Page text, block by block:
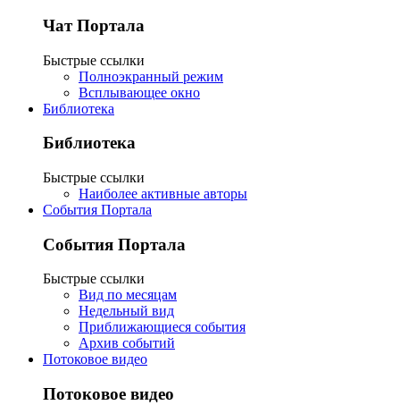
Чат Портала
Быстрые ссылки
Полноэкранный режим
Всплывающее окно
Библиотека
Библиотека
Быстрые ссылки
Наиболее активные авторы
События Портала
События Портала
Быстрые ссылки
Вид по месяцам
Недельный вид
Приближающиеся события
Архив событий
Потоковое видео
Потоковое видео